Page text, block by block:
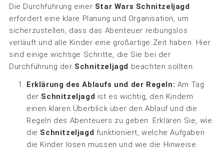
Die Durchführung einer Star Wars Schnitzeljagd
erfordert eine klare Planung und Organisation, um
sicherzustellen, dass das Abenteuer reibungslos
verläuft und alle Kinder eine großartige Zeit haben. Hier
sind einige wichtige Schritte, die Sie bei der
Durchführung der Schnitzeljagd beachten sollten:
Erklärung des Ablaufs und der Regeln: Am Tag
der Schnitzeljagd ist es wichtig, den Kindern
einen klaren Überblick über den Ablauf und die
Regeln des Abenteuers zu geben. Erklären Sie, wie
die Schnitzeljagd funktioniert, welche Aufgaben
die Kinder lösen müssen und wie die Hinweise